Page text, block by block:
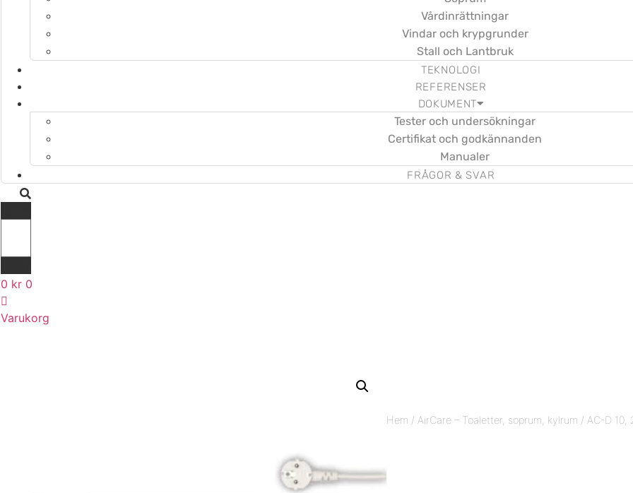
Vårdinrättningar
Vindar och krypgrunder
Stall och Lantbruk
TEKNOLOGI
REFERENSER
DOKUMENT
Tester och undersökningar
Certifikat och godkännanden
Manualer
FRÅGOR & SVAR
0 kr 0
Varukorg
Hem / AirCare – Toaletter, soprum, kylrum / AC-D 10,